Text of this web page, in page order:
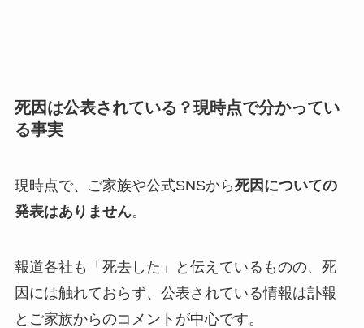
死因は公表されている？現時点で分かってい
る事実
現時点で、ご家族や公式SNSから死因についての
発表はありません。
報道各社も「死去した」と伝えているものの、死
因には触れておらず、公表されている情報は訃報
とご家族からのコメントが中心です。